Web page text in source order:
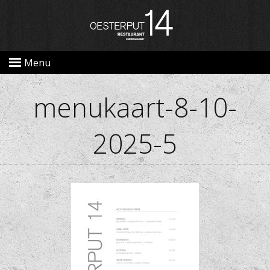
Menu
menukaart-8-10-
2025-5